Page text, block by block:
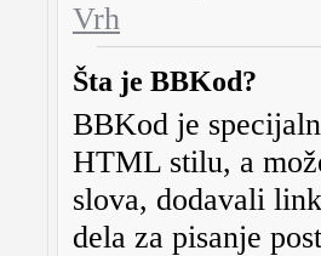
Vrh
Šta je BBKod?
BBKod je
HTML stilu, a
slova, dodavali
dela za pisanje